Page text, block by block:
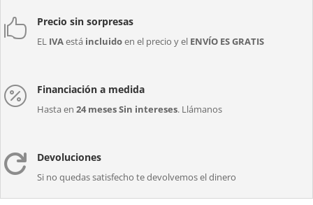
 Precio sin sorpresas
EL IVAestá incluidoen el precio y el ENVÍO ES GRATIS
 Financiación a medida
Hasta en 24 meses Sin intereses. Llámanos
 Devoluciones
Si no quedas satisfecho te devolvemos el dinero